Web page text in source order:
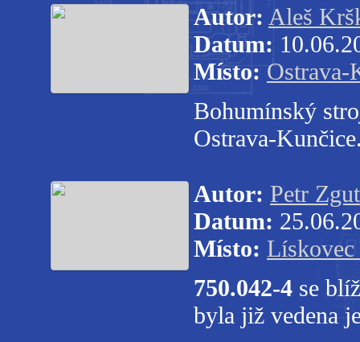
Autor: Aleš
Datum:
Místo: Ostrava-
Bohumínský
Ostrava-
Autor: Petr Zgut
Datum:
Místo:
750.042-4 se
byla již vedena